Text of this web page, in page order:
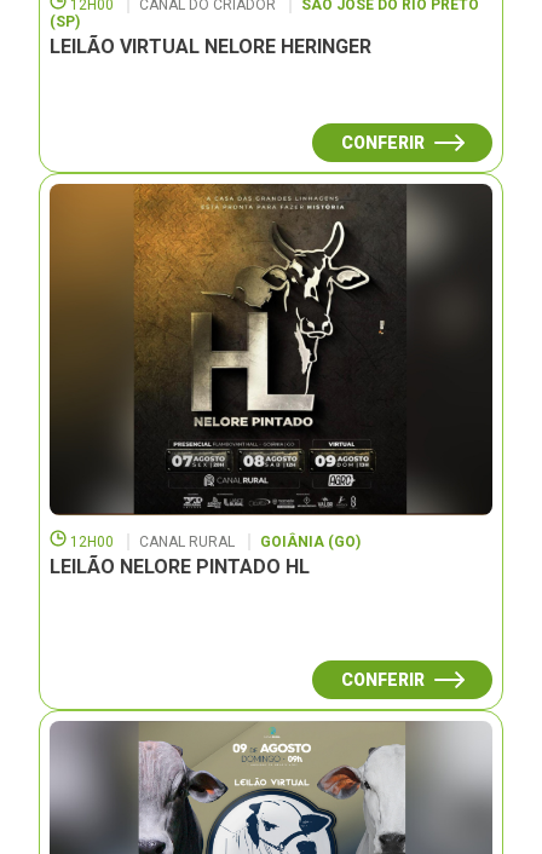
12H00 CANAL DO CRIADOR
SÃO JOSÉ DO RIO PRETO
(SP)
LEILÃO VIRTUAL NELORE HERINGER
CONFERIR
12H00 CANAL RURAL GOIÂNIA (GO)
LEILÃO NELORE PINTADO HL
CONFERIR